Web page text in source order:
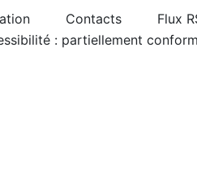
Contacts
Flux
: partiellement